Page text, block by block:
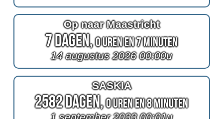
Op naar Maastricht
7 Dagen,0 Uren en 7 Minuten
14 augustus 2026 00:00u
SASKIA
2582 Dagen,0 Uren en 8 Minuten